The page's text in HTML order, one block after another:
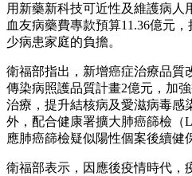
用新藥新科技可近性及維護病人
血友病藥費專款預算11.36億元
少病患家庭的負擔。
衛福部指出，新增癌症治療品質
傳染病照護品質計畫2億元，加
治療，提升結核病及愛滋病毒感
外，配合健康署擴大肺癌篩檢（
應肺癌篩檢疑似陽性個案後續健
衛福部表示，因應後疫情時代，